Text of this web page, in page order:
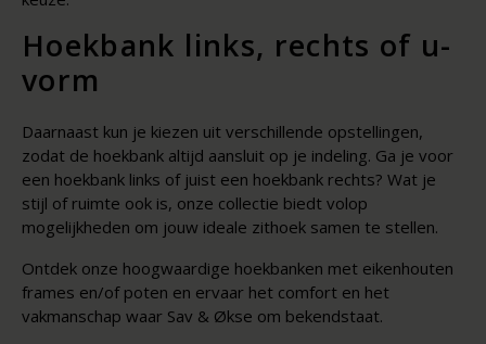
Hoekbank links, rechts of u-
vorm
Daarnaast kun je kiezen uit verschillende opstellingen,
zodat de hoekbank altijd aansluit op je indeling. Ga je voor
een hoekbank links of juist een hoekbank rechts? Wat je
stijl of ruimte ook is, onze collectie biedt volop
mogelijkheden om jouw ideale zithoek samen te stellen.
Ontdek onze hoogwaardige hoekbanken met eikenhouten
frames en/of poten en ervaar het comfort en het
vakmanschap waar Sav & Økse om bekendstaat.